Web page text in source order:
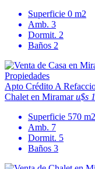
Superficie 0 m2
Amb. 3
Dormit. 2
Baños 2
Apto Crédito A
Chalet en Miramaru$s
Superficie 570 m2
Amb. 7
Dormit. 5
Baños 3